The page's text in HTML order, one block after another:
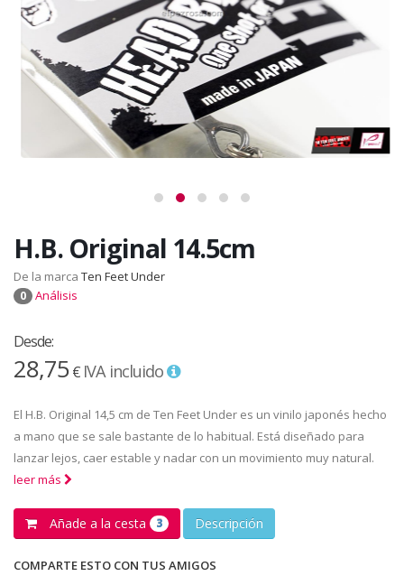
H.B. Original 14.5cm
De la marca Ten Feet Under
0 Análisis
Desde:
28,75€ IVA incluido
El H.B. Original 14,5 cm de Ten Feet Under es un vinilo japonés hecho
a mano que se sale bastante de lo habitual. Está diseñado para
lanzar lejos, caer estable y nadar con un movimiento muy natural.
leer más
Añade a la cesta 3 Descripción
COMPARTE ESTO CON TUS AMIGOS